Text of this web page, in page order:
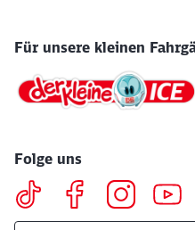
Für unsere kleinen
Folge uns